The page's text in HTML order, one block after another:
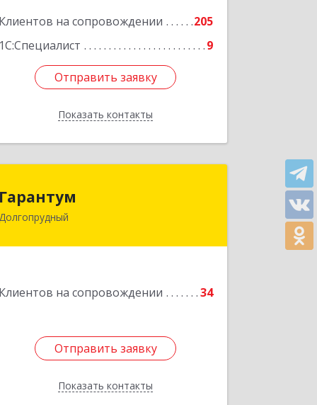
Клиентов на сопровождении
205
1С:Специалист
9
Отправить заявку
Показать контакты
Подробнее
Отправить заявку
Назад
Гарантум
Долгопрудный
Клиентов на сопровождении 34
Отправить заявку
Показать контакты
Подробнее
Отправить заявку
Назад